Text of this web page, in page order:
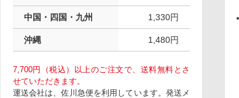
中国・四国・九州 1,330円
沖縄 1,480円
7,700円（税込）以上のご注文で、送料無料とさ
せていただきます。
運送会社は、佐川急便を利用しています。発送メ